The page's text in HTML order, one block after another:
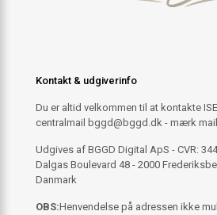
Kontakt & udgiverinfo
Du er altid velkommen til at kontakte
centralmail bggd@bggd.dk - mærk
Udgives af BGGD Digital ApS - CVR:
Dalgas Boulevard 48 - 2000
Danmark
OBS:Henvendelse på adressen ikke